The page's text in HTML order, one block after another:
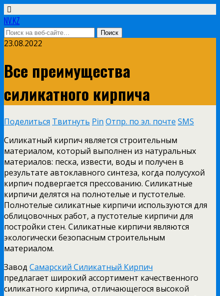
NV.KZ
23.08.2022
Все преимущества
силикатного кирпича
Поделиться Твитнуть Pin Отпр. по эл. почте SMS
Силикатный кирпич является строительным
материалом, который выполнен из натуральных
материалов: песка, извести, воды и получен в
результате автоклавного синтеза, когда полусухой
кирпич подвергается прессованию. Силикатные
кирпичи делятся на полнотелые и пустотелые.
Полнотелые силикатные кирпичи используются для
облицовочных работ, а пустотелые кирпичи для
постройки стен. Силикатные кирпичи являются
экологически безопасным строительным
материалом.
Завод Самарский Силикатный Кирпич
предлагает широкий ассортимент качественного
силикатного кирпича, отличающегося высокой